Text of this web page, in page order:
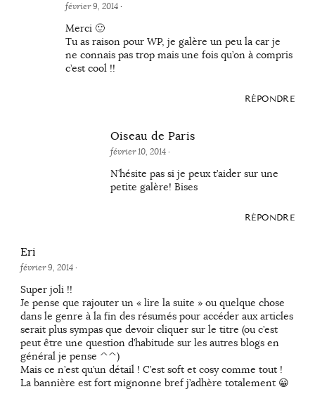
février 9, 2014·
Merci 🙂
Tu as raison pour WP, je galère un peu la car je
ne connais pas trop mais une fois qu’on à compris
c’est cool !!
RÉPONDRE
Oiseau de Paris
février 10, 2014·
N’hésite pas si je peux t’aider sur une
petite galère! Bises
RÉPONDRE
Eri
février 9, 2014·
Super joli !!
Je pense que rajouter un « lire la suite » ou quelque chose
dans le genre à la fin des résumés pour accéder aux articles
serait plus sympas que devoir cliquer sur le titre (ou c’est
peut être une question d’habitude sur les autres blogs en
général je pense ^^)
Mais ce n’est qu’un détail ! C’est soft et cosy comme tout !
La bannière est fort mignonne bref j’adhère totalement 😀